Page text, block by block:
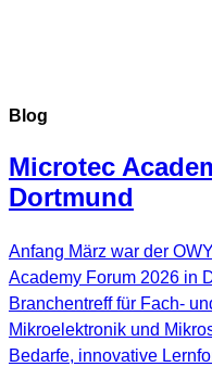
Blog
Microtec
Dortmund
Anfang März war der
Academy Forum 2026 in
Branchentreff für Fach-
Mikroelektronik und
Bedarfe, innovative